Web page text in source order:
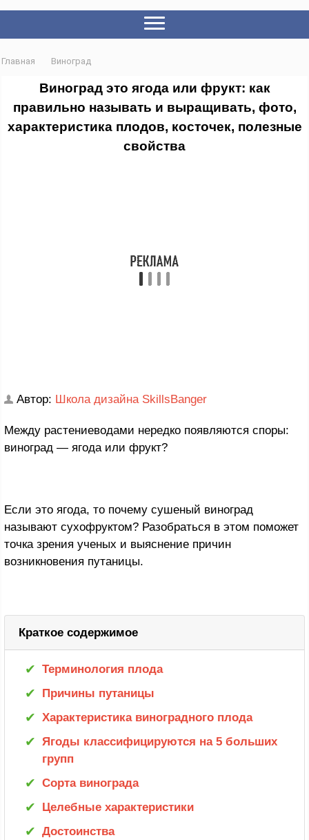
Главная Виноград
Виноград это ягода или фрукт: как
правильно называть и выращивать, фото,
характеристика плодов, косточек, полезные
свойства
Автор: Школа дизайна SkillsBanger
Между растениеводами нередко появляются споры:
виноград — ягода или фрукт?
Если это ягода, то почему сушеный виноград
называют сухофруктом? Разобраться в этом поможет
точка зрения ученых и выяснение причин
возникновения путаницы.
Краткое содержимое
Терминология плода
Причины путаницы
Характеристика виноградного плода
Ягоды классифицируются на 5 больших
групп
Сорта винограда
Целебные характеристики
Достоинства